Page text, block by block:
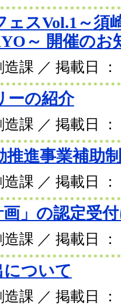
スVol.1～須
～ 開催のお
課 ／ 掲載日 ：
ーの紹介
課 ／ 掲載日 ：
推進事業補助
課 ／ 掲載日 ：
画」の認定受
課 ／ 掲載日 ：
ついて
課 ／ 掲載日 ：